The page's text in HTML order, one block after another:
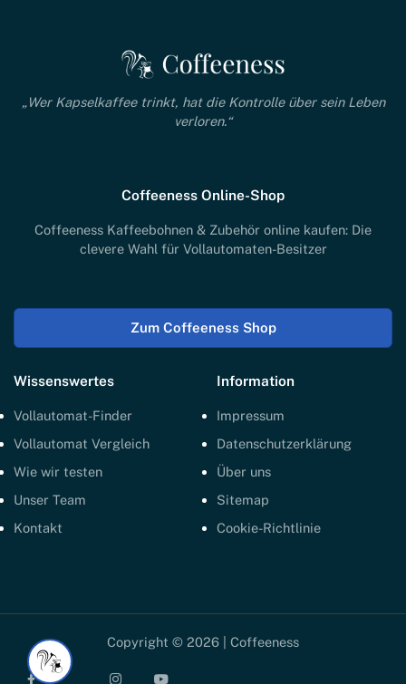
„Wer Kapselkaffee trinkt, hat die Kontrolle über sein Leben
verloren.“
Coffeeness Online-Shop
Coffeeness Kaffeebohnen & Zubehör online kaufen: Die
clevere Wahl für Vollautomaten-Besitzer
Zum Coffeeness Shop
Wissenswertes
Vollautomat-Finder
Vollautomat Vergleich
Wie wir testen
Unser Team
Kontakt
Information
Impressum
Datenschutzerklärung
Über uns
Sitemap
Cookie-Richtlinie
Copyright © 2026 | Coffeeness